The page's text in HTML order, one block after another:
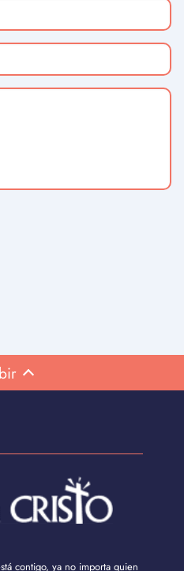
contigo, ya no importa quien